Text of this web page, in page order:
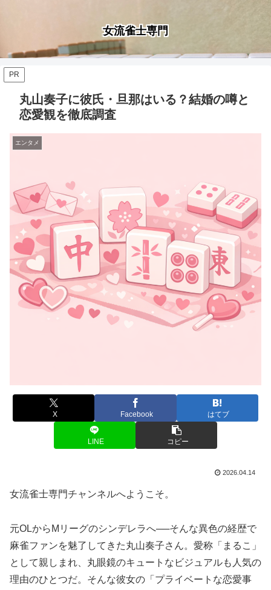
女流雀士専門
PR
丸山奏子に彼氏・旦那はいる？結婚の噂と
恋愛観を徹底調査
エンタメ
X Facebook はてブ
LINE コピー
2026.04.14
女流雀士専門チャンネルへようこそ。
元OLからMリーグのシンデレラへ──そんな異色の経歴で
麻雀ファンを魅了してきた丸山奏子さん。愛称「まるこ」
として親しまれ、丸眼鏡のキュートなビジュアルも人気の
理由のひとつだ。そんな彼女の「プライベートな恋愛事